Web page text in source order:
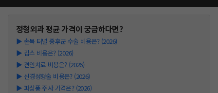
정형외과평균 가격이 궁금하다면?
▶ 손목 터널 증후군 수술 비용은? (2026)
▶ 깁스 비용은? (2026)
▶ 견인치료 비용은? (2026)
▶ 신경성형술 비용은? (2026)
▶ 파상풍 주사 가격은? (2026)